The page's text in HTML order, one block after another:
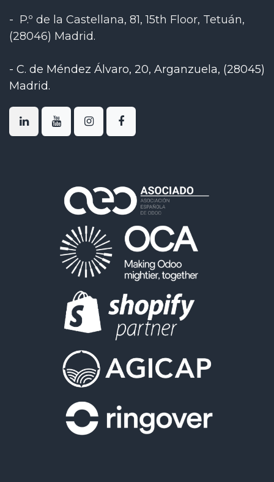
- P.º de la Castellana, 81, 15th Floor, Tetuán,
(28046) Madrid.
- C. de Méndez Álvaro, 20, Arganzuela, (28045)
Madrid.